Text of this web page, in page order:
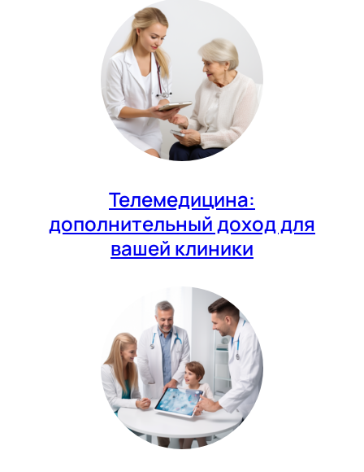
Телемедицина:
дополнительный доход для
вашей клиники